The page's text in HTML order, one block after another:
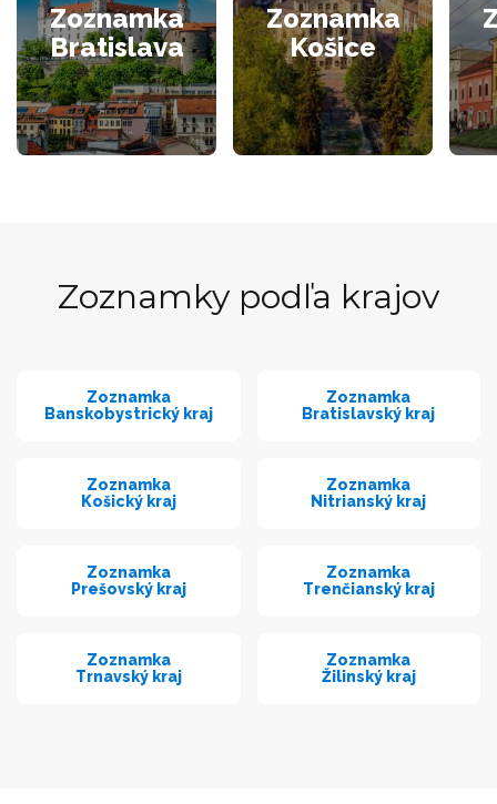
Zoznamka
Bratislava
Zoznamka
Košice
Zoznamky podľa krajov
Zoznamka
Banskobystrický kraj
Zoznamka
Bratislavský kraj
Zoznamka
Košický kraj
Zoznamka
Nitrianský kraj
Zoznamka
Prešovský kraj
Zoznamka
Trenčianský kraj
Zoznamka
Trnavský kraj
Zoznamka
Žilinský kraj